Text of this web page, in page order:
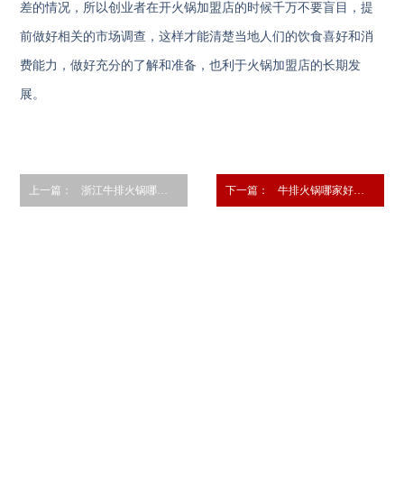
差的情况，所以创业者在开火锅加盟店的时候千万不要盲目，提
前做好相关的市场调查，这样才能清楚当地人们的饮食喜好和消
费能力，做好充分的了解和准备，也利于火锅加盟店的长期发
展。
上一篇： 浙江牛排火锅哪家好吃，庖丁家牛肉火锅多一份美味 下一篇： 牛排火锅哪家好吃，庖丁家牛肉味美鲜香赛天下